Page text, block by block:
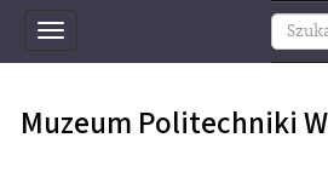
Toggle
navigation
Muzeum Politechniki